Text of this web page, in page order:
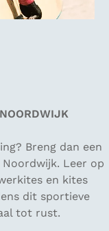
Breng dan een
Leer op
en kites
dit sportieve
tot rust.